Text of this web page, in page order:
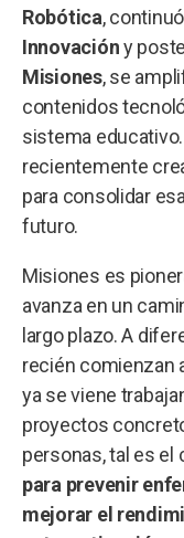
Robótica,
Innovacióny
Misiones, se
contenidos
sistema
recientemente
para consolidar
futuro.
Misiones es
avanza en un
largo plazo. A
recién comienzan
ya se viene
proyectos
personas, tal es el
para prevenir
mejorar el